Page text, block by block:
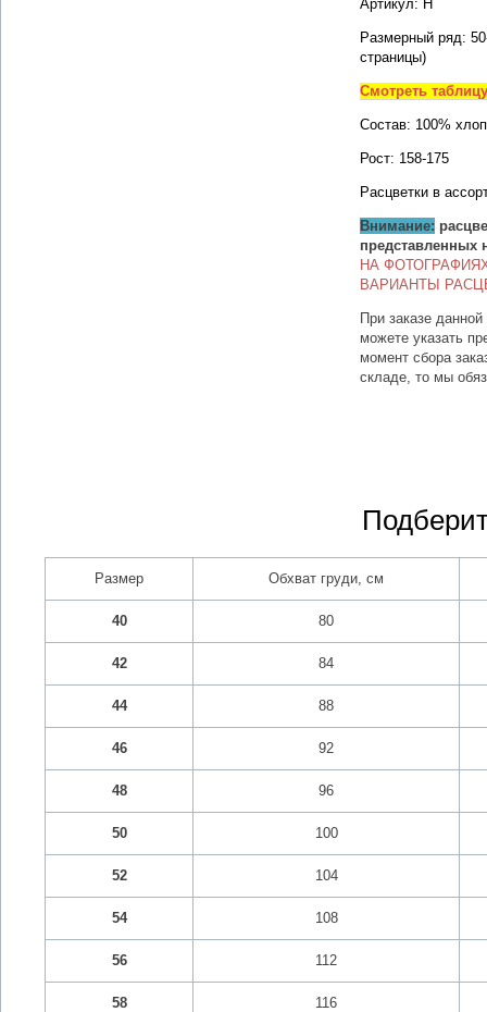
Артикул: Н
Размерный ряд:
страницы)
Смотреть
Состав: 100%
Рост: 158-175
Расцветки в
Внимание:
представленных
НА
ВАРИАНТЫ
При заказе
можете указать
момент сбора
складе, то мы
Размер Обхват груди, см
40 80
42 84
44 88
46 92
48 96
50 100
52 104
54 108
56 112
58 116